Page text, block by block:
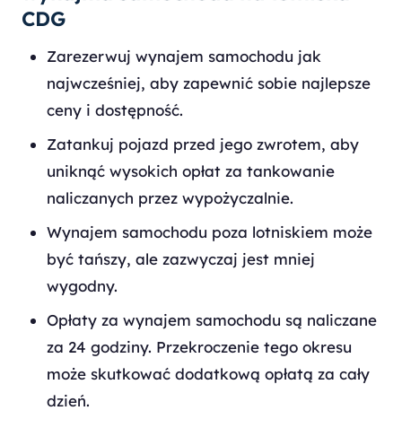
CDG
Zarezerwuj wynajem samochodu jak
najwcześniej, aby zapewnić sobie najlepsze
ceny i dostępność.
Zatankuj pojazd przed jego zwrotem, aby
uniknąć wysokich opłat za tankowanie
naliczanych przez wypożyczalnie.
Wynajem samochodu poza lotniskiem może
być tańszy, ale zazwyczaj jest mniej
wygodny.
Opłaty za wynajem samochodu są naliczane
za 24 godziny. Przekroczenie tego okresu
może skutkować dodatkową opłatą za cały
dzień.